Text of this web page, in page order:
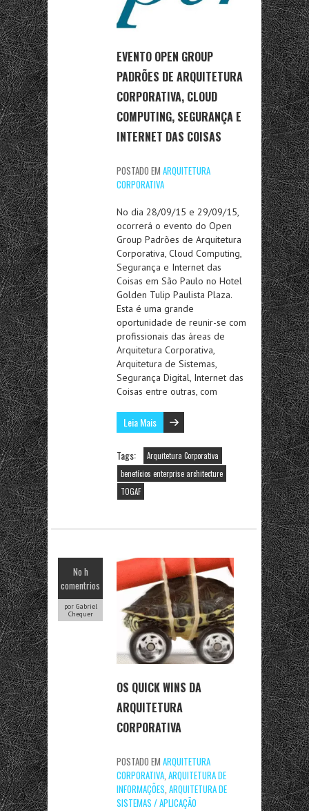
EVENTO OPEN GROUP
PADRÕES DE ARQUITETURA
CORPORATIVA, CLOUD
COMPUTING, SEGURANÇA E
INTERNET DAS COISAS
POSTADO EM ARQUITETURA
CORPORATIVA
No dia 28/09/15 e 29/09/15,
ocorrerá o evento do Open
Group Padrões de Arquitetura
Corporativa, Cloud Computing,
Segurança e Internet das
Coisas em São Paulo no Hotel
Golden Tulip Paulista Plaza.
Esta é uma grande
oportunidade de reunir-se com
profissionais das áreas de
Arquitetura Corporativa,
Arquitetura de Sistemas,
Segurança Digital, Internet das
Coisas entre outras, com
Leia Mais
Tags:
Arquitetura Corporativa
benefícios enterprise architecture
TOGAF
No h
comentrios
por Gabriel
Chequer
OS QUICK WINS DA
ARQUITETURA
CORPORATIVA
POSTADO EM ARQUITETURA
CORPORATIVA, ARQUITETURA DE
INFORMAÇÕES, ARQUITETURA DE
SISTEMAS / APLICAÇÃO